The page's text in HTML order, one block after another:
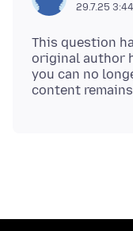
29.7.25 3:44
This question
original author
you can no